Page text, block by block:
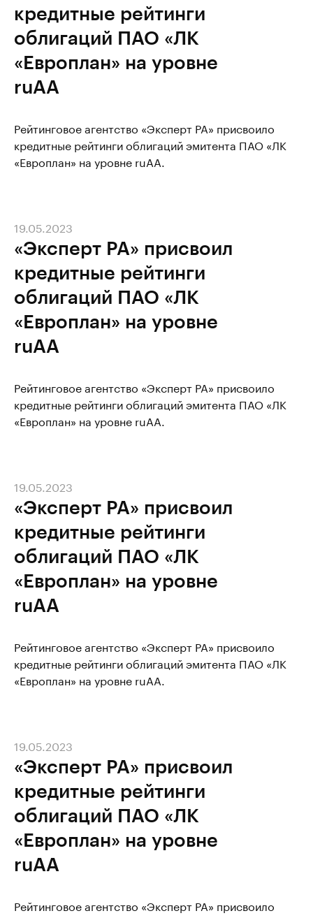
кредитные рейтинги
облигаций ПАО «ЛК
«Европлан» на уровне
ruAА
Рейтинговое агентство «Эксперт РА» присвоило
кредитные рейтинги облигаций эмитента ПАО «ЛК
«Европлан» на уровне ruAA.
«Эксперт РА» присвоил
кредитные рейтинги
облигаций ПАО «ЛК
«Европлан» на уровне
ruAА
19.05.2023
Рейтинговое агентство «Эксперт РА» присвоило
кредитные рейтинги облигаций эмитента ПАО «ЛК
«Европлан» на уровне ruAA.
«Эксперт РА» присвоил
кредитные рейтинги
облигаций ПАО «ЛК
«Европлан» на уровне
ruAА
19.05.2023
Рейтинговое агентство «Эксперт РА» присвоило
кредитные рейтинги облигаций эмитента ПАО «ЛК
«Европлан» на уровне ruAA.
«Эксперт РА» присвоил
кредитные рейтинги
облигаций ПАО «ЛК
«Европлан» на уровне
ruAА
19.05.2023
Рейтинговое агентство «Эксперт РА» присвоило